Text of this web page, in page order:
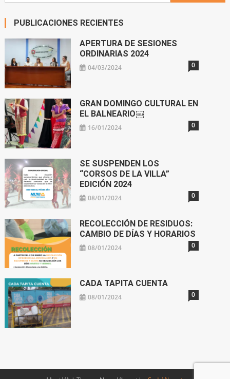
PUBLICACIONES RECIENTES
APERTURA DE SESIONES
ORDINARIAS 2024
04/03/2024 0
GRAN DOMINGO CULTURAL EN
EL BALNEARIO￼
16/01/2024 0
SE SUSPENDEN LOS
“CORSOS DE LA VILLA”
EDICIÓN 2024
08/01/2024 0
RECOLECCIÓN DE RESIDUOS:
CAMBIO DE DÍAS Y HORARIOS
08/01/2024 0
CADA TAPITA CUENTA
08/01/2024 0